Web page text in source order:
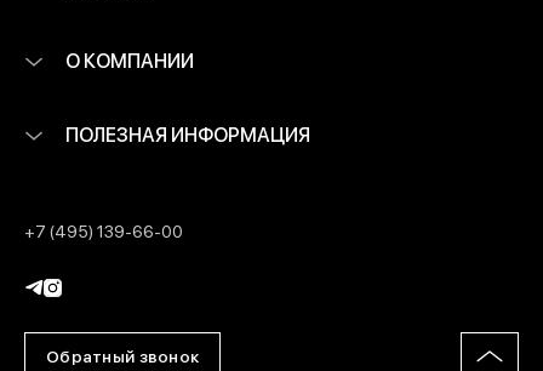
О КОМПАНИИ
ПОЛЕЗНАЯ ИНФОРМАЦИЯ
+7 (495) 139-66-00
Обратный звонок